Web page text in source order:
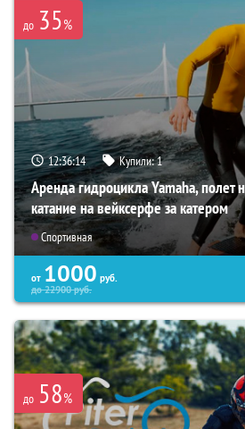
до 35%
12:36:13 Купили:1
Аренда гидроцикла Yamaha, полет
катание на вейксерфе за катером
Спортивная
от 1000 руб.
до22900руб.
до 58%